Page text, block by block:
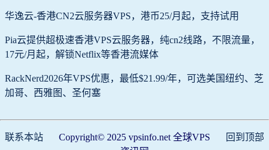
华逸云-香港CN2云服务器VPS，港币25/月起，支持试用
Pia云提供超极速香港VPS云服务器，纯cn2线路，不限流量，
17元/月起，解锁Netflix等香港流媒体
RackNerd2026年VPS优惠，最低$21.99/年，可选美国纽约、芝
加哥、西雅图、圣何塞
联系本站
Copyright© 2025 vpsinfo.net 全球VPS
回到顶部